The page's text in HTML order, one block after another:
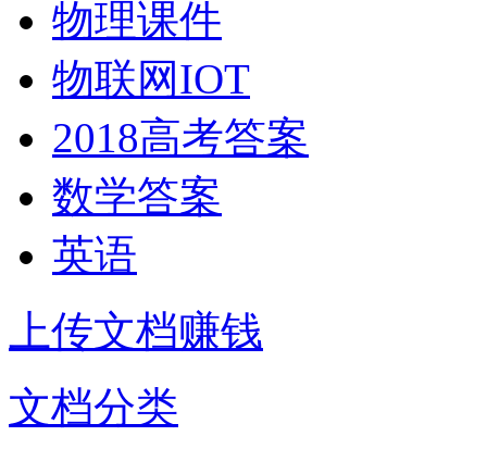
物理课件
物联网IOT
2018高考答案
数学答案
英语
上传文档赚钱
文档分类